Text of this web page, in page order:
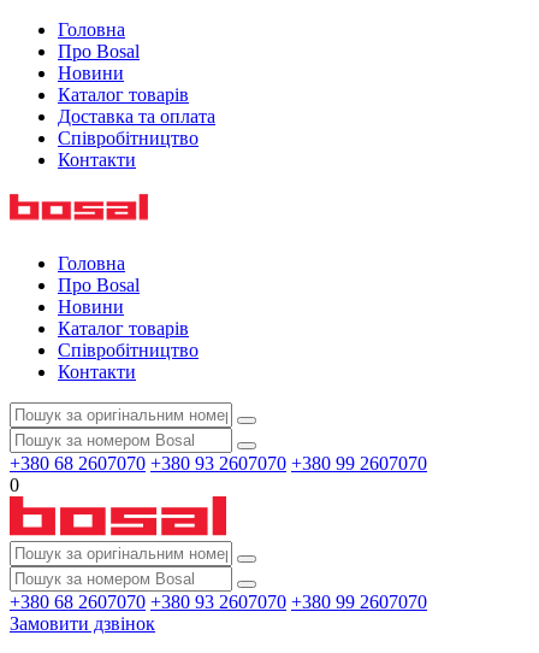
Головна
Про Bosal
Новини
Каталог товарів
Доставка та оплата
Співробітництво
Контакти
Головна
Про Bosal
Новини
Каталог товарів
Співробітництво
Контакти
+380 68 2607070 +380 93 2607070 +380 99 2607070
0
+380 68 2607070 +380 93 2607070 +380 99 2607070
Замовити дзвінок